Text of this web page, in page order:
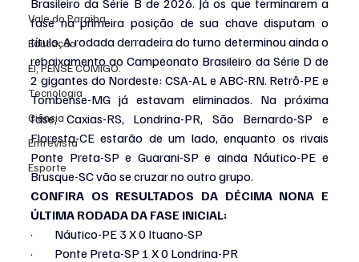
Vale do Paraiba
Educação
EI, PENSE COMIGO.
Tecnologia
Ciência
Entrevista
Esporte
Brasileiro da Série B de 2026. Já os que terminarem a
fase na primeira posição de sua chave disputam o
título. A rodada derradeira do turno determinou ainda o
rebaixamento ao Campeonato Brasileiro da Série D de
2 gigantes do Nordeste: CSA-AL e ABC-RN. Retrô-PE e
Tombense-MG já estavam eliminados. Na próxima
fase, Caxias-RS, Londrina-PR, São Bernardo-SP e
Floresta-CE estarão de um lado, enquanto os rivais
Ponte Preta-SP e Guarani-SP e ainda Náutico-PE e
Brusque-SC vão se cruzar no outro grupo.
CONFIRA OS RESULTADOS DA DÉCIMA NONA E
ÚLTIMA RODADA DA FASE INICIAL:
·         Náutico-PE 3 X 0 Ituano-SP
·         Ponte Preta-SP 1 X 0 Londrina-PR